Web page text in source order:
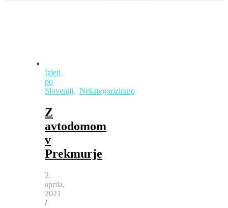
Izleti
po
Sloveniji, Nekategorizirano
Z
avtodomom
v
Prekmurje
2.
aprila,
2021
/